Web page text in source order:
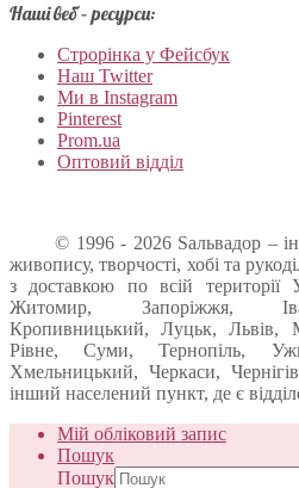
Наші веб – ресурси:
Строрінка у Фейсбук
Наш Twitter
Ми в Instagram
Pinterest
Prom.ua
Оптовий відділ
© 1996 - 2026 Sальвадор –
живопису, творчості, хобі та
з доставкою по всій території
Житомир, Запоріжжя,
Кропивницький, Луцьк, Львів,
Рівне, Суми, Тернопіль,
Хмельницький, Черкаси,
інший населений пункт, де є
Мій обліковий запис
Пошук
Пошук